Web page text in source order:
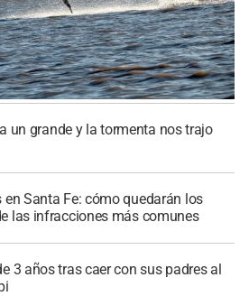
un grande y la tormenta nos trajo
Santa Fe: cómo quedarán los
las infracciones más comunes
3 años tras caer con sus padres al